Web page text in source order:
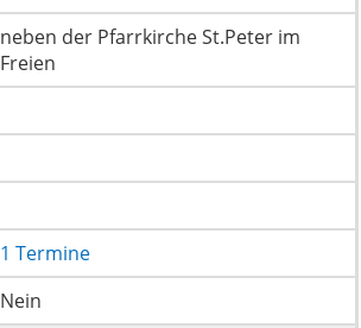
neben der Pfarrkirche St.Peter im
Freien
1 Termine
Nein